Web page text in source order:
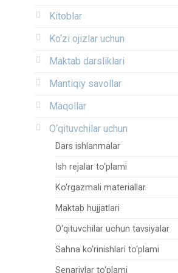
Kitoblar
Ko‘zi ojizlar uchun
Maktab darsliklari
Mantiqiy savollar
Maqollar
O‘qituvchilar uchun
Dars ishlanmalar
Ish rejalar to‘plami
Ko‘rgazmali materiallar
Maktab hujjatlari
O‘qituvchilar uchun tavsiyalar
Sahna ko‘rinishlari to‘plami
Senariylar to‘plami